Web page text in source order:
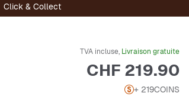
Click & Collect
TVA incluse, Livraison gratuite
Prix
CHF 219.90
+ 219COINS